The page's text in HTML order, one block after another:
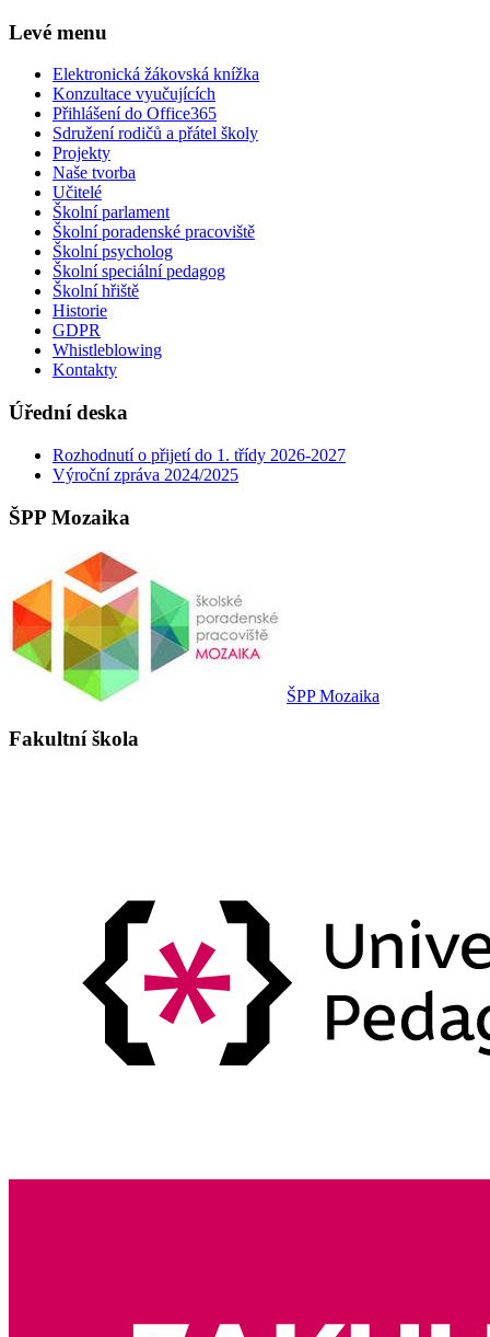
Levé menu
Elektronická žákovská knížka
Konzultace vyučujících
Přihlášení do Office365
Sdružení rodičů a přátel školy
Projekty
Naše tvorba
Učitelé
Školní parlament
Školní poradenské pracoviště
Školní psycholog
Školní speciální pedagog
Školní hřiště
Historie
GDPR
Whistleblowing
Kontakty
Úřední deska
Rozhodnutí o přijetí do 1. třídy 2026-2027
Výroční zpráva 2024/2025
ŠPP Mozaika
ŠPP Mozaika
Fakultní škola